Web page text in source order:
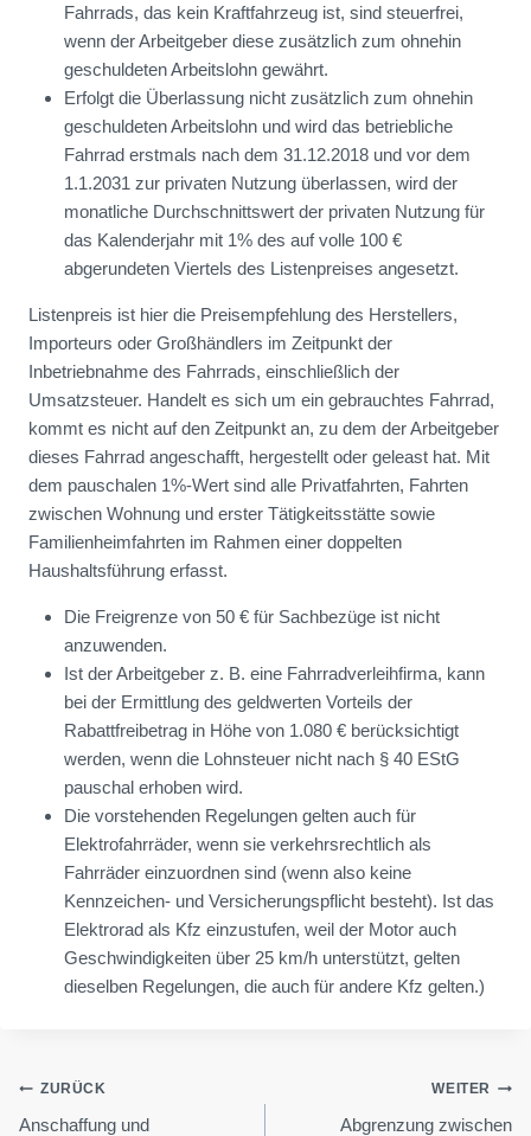
Fahrrads, das kein Kraftfahrzeug ist, sind steuerfrei,
wenn der Arbeitgeber diese zusätzlich zum ohnehin
geschuldeten Arbeitslohn gewährt.
Erfolgt die Überlassung nicht zusätzlich zum ohnehin
geschuldeten Arbeitslohn und wird das betriebliche
Fahrrad erstmals nach dem 31.12.2018 und vor dem
1.1.2031 zur privaten Nutzung überlassen, wird der
monatliche Durchschnittswert der privaten Nutzung für
das Kalenderjahr mit 1% des auf volle 100 €
abgerundeten Viertels des Listenpreises angesetzt.
Listenpreis ist hier die Preisempfehlung des Herstellers,
Importeurs oder Großhändlers im Zeitpunkt der
Inbetriebnahme des Fahrrads, einschließlich der
Umsatzsteuer. Handelt es sich um ein gebrauchtes Fahrrad,
kommt es nicht auf den Zeitpunkt an, zu dem der Arbeitgeber
dieses Fahrrad angeschafft, hergestellt oder geleast hat. Mit
dem pauschalen 1%-Wert sind alle Privatfahrten, Fahrten
zwischen Wohnung und erster Tätigkeitsstätte sowie
Familienheimfahrten im Rahmen einer doppelten
Haushaltsführung erfasst.
Die Freigrenze von 50 € für Sachbezüge ist nicht
anzuwenden.
Ist der Arbeitgeber z. B. eine Fahrradverleihfirma, kann
bei der Ermittlung des geldwerten Vorteils der
Rabattfreibetrag in Höhe von 1.080 € berücksichtigt
werden, wenn die Lohnsteuer nicht nach § 40 EStG
pauschal erhoben wird.
Die vorstehenden Regelungen gelten auch für
Elektrofahrräder, wenn sie verkehrsrechtlich als
Fahrräder einzuordnen sind (wenn also keine
Kennzeichen- und Versicherungspflicht besteht). Ist das
Elektrorad als Kfz einzustufen, weil der Motor auch
Geschwindigkeiten über 25 km/h unterstützt, gelten
dieselben Regelungen, die auch für andere Kfz gelten.)
Beitragsnavigation
ZURÜCK
Anschaffung und
WEITER
Abgrenzung zwischen